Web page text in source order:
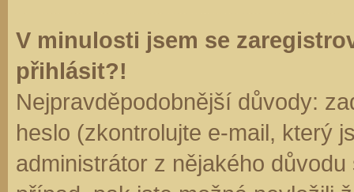
V minulosti jsem se
přihlásit?!
Nejpravděpodobnější důvody:
heslo (zkontrolujte e-mail, který
administrátor z nějakého